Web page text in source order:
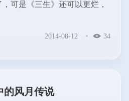
可是《三生》还可以更烂，
2014-08-12 34
的风月传说